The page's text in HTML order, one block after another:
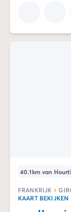
Onze
40.1km van
FRANKRIJK
KAART BEKIJKEN